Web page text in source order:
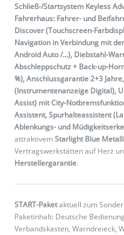
Schließ-/Startsystem Keyless
Fahrerhaus: Fahrer- und
Discover (Touchscreen-
Navigation in Verbindung mit
Android Auto /...), Diebstahl-
Abschleppschutz + Back-up-
%), Anschlussgarantie 2+3
(Instrumentenanzeige Digital),
Assist) mit City-
Assistent, Spurhalteassistent
Ablenkungs- und
attraktivemStarlight Blue
Vertragswerkstätten auf Herz
Herstellergarantie.
START-Paketaktuell zum
Paketinhalt: Deutsche
Verbandskasten, Warndreieck,